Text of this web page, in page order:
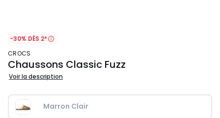
-30% DÈS 2*
CROCS
Chaussons Classic Fuzz
Voir la description
Marron Clair